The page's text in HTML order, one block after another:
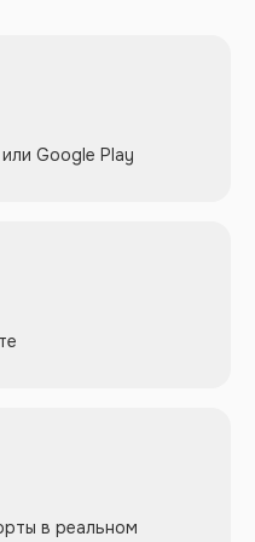
Google Play
в реальном